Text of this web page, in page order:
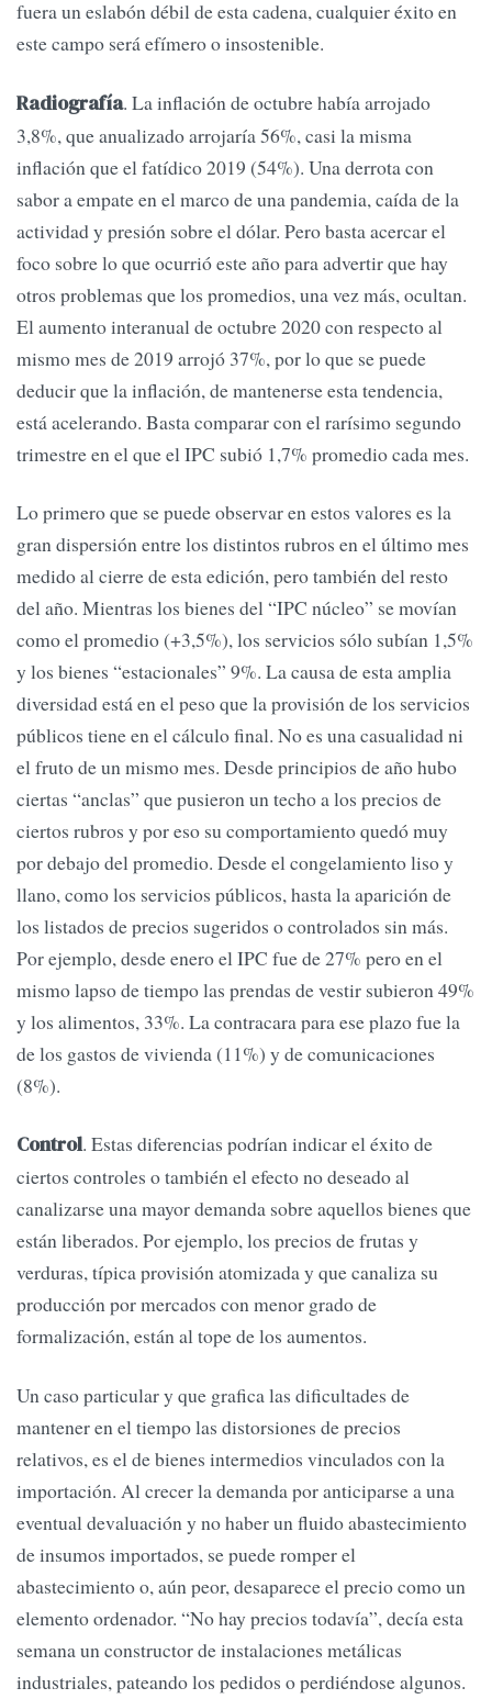
fuera un eslabón débil de esta cadena, cualquier éxito en
este campo será efímero o insostenible.
Radiografía. La inflación de octubre había arrojado
3,8%, que anualizado arrojaría 56%, casi la misma
inflación que el fatídico 2019 (54%). Una derrota con
sabor a empate en el marco de una pandemia, caída de la
actividad y presión sobre el dólar. Pero basta acercar el
foco sobre lo que ocurrió este año para advertir que hay
otros problemas que los promedios, una vez más, ocultan.
El aumento interanual de octubre 2020 con respecto al
mismo mes de 2019 arrojó 37%, por lo que se puede
deducir que la inflación, de mantenerse esta tendencia,
está acelerando. Basta comparar con el rarísimo segundo
trimestre en el que el IPC subió 1,7% promedio cada mes.
Lo primero que se puede observar en estos valores es la
gran dispersión entre los distintos rubros en el último mes
medido al cierre de esta edición, pero también del resto
del año. Mientras los bienes del “IPC núcleo” se movían
como el promedio (+3,5%), los servicios sólo subían 1,5%
y los bienes “estacionales” 9%. La causa de esta amplia
diversidad está en el peso que la provisión de los servicios
públicos tiene en el cálculo final. No es una casualidad ni
el fruto de un mismo mes. Desde principios de año hubo
ciertas “anclas” que pusieron un techo a los precios de
ciertos rubros y por eso su comportamiento quedó muy
por debajo del promedio. Desde el congelamiento liso y
llano, como los servicios públicos, hasta la aparición de
los listados de precios sugeridos o controlados sin más.
Por ejemplo, desde enero el IPC fue de 27% pero en el
mismo lapso de tiempo las prendas de vestir subieron 49%
y los alimentos, 33%. La contracara para ese plazo fue la
de los gastos de vivienda (11%) y de comunicaciones
(8%).
Control. Estas diferencias podrían indicar el éxito de
ciertos controles o también el efecto no deseado al
canalizarse una mayor demanda sobre aquellos bienes que
están liberados. Por ejemplo, los precios de frutas y
verduras, típica provisión atomizada y que canaliza su
producción por mercados con menor grado de
formalización, están al tope de los aumentos.
Un caso particular y que grafica las dificultades de
mantener en el tiempo las distorsiones de precios
relativos, es el de bienes intermedios vinculados con la
importación. Al crecer la demanda por anticiparse a una
eventual devaluación y no haber un fluido abastecimiento
de insumos importados, se puede romper el
abastecimiento o, aún peor, desaparece el precio como un
elemento ordenador. “No hay precios todavía”, decía esta
semana un constructor de instalaciones metálicas
industriales, pateando los pedidos o perdiéndose algunos.